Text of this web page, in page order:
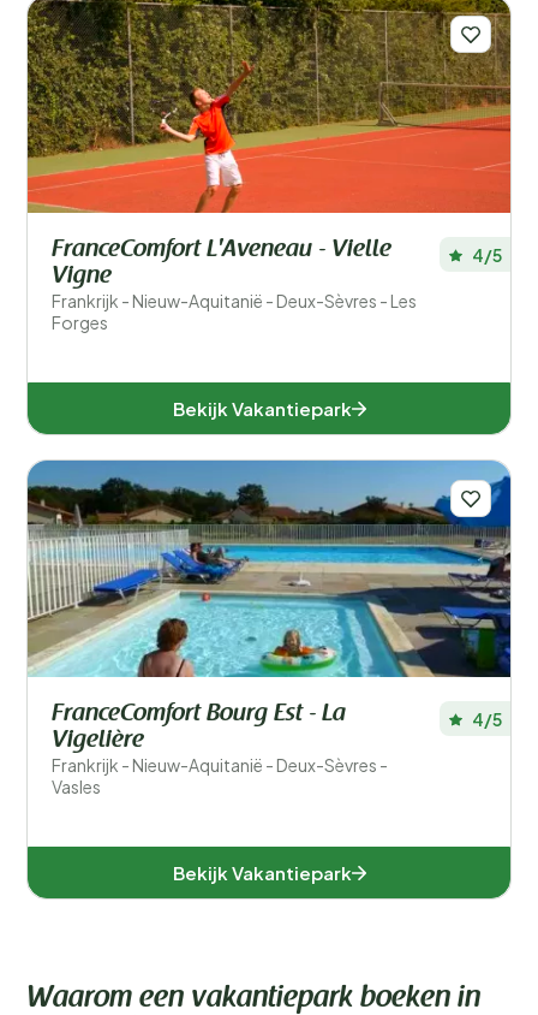
FranceComfort L'Aveneau - Vielle
Vigne
Frankrijk - Nieuw-Aquitanië - Deux-Sèvres - Les
Forges
4/5
Bekijk Vakantiepark
FranceComfort Bourg Est - La
Vigelière
Frankrijk - Nieuw-Aquitanië - Deux-Sèvres -
Vasles
4/5
Bekijk Vakantiepark
Waarom een vakantiepark boeken in